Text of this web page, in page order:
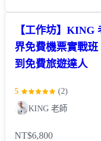
【工作坊】KING
界免費機票實戰
到免費旅遊達人
5 (2)
KING 老師
NT$6,800